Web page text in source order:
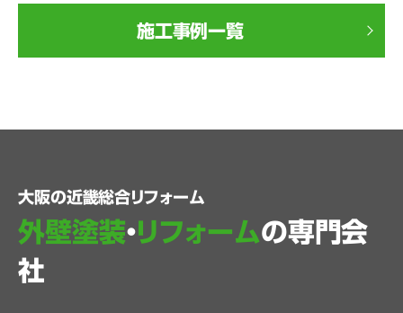
施工事例一覧
大阪の近畿総合リフォーム
外壁塗装・リフォームの専門会
社